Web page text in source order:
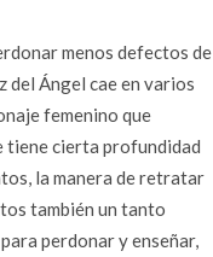
menos defectos de
del Ángel cae en varios
femenino que
tiene cierta profundidad
la manera de retratar
también un tanto
perdonar y enseñar,